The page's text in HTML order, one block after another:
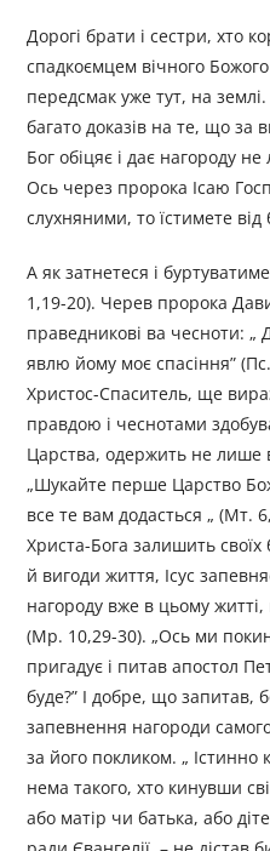
Дорогі брати і сестри, хто
спадкоємцем вічного
передсмак уже тут, на
багато доказів на те, що за
Бог обіцяє і дає нагороду
Ось через пророка Ісаю
слухняними, то їстимете від
А як затнетеся і
1,19-20). Черев пророка
праведникові ва чесноти: „
явлю йому моє спасіння”
Христос-Спаситель, ще
правдою і чеснотами
Царства, одержить не лише
„Шукайте перше Царство
все те вам додасться „ (Мт.
Христа-Бога залишить своїх
й вигоди життя, Ісус
нагороду вже в цьому
(Мр. 10,29-30). „Ось ми
пригадує і питав апостол
буде?” І добре, що запитав,
запевнення нагороди
за його покликом. „
нема такого, хто кинувши
або матір чи батька, або